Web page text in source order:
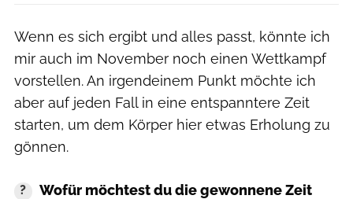
Wenn es sich ergibt und alles passt, könnte ich
mir auch im November noch einen Wettkampf
vorstellen. An irgendeinem Punkt möchte ich
aber auf jeden Fall in eine entspanntere Zeit
starten, um dem Körper hier etwas Erholung zu
gönnen.
Wofür möchtest du die gewonnene Zeit